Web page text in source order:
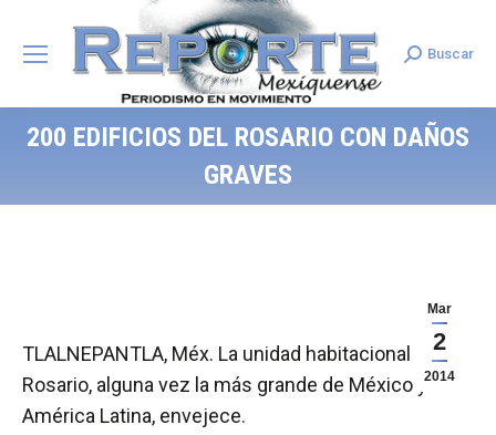
Search:
Buscar
200 EDIFICIOS DEL ROSARIO CON DAÑOS
GRAVES
Mar
2
2014
TLALNEPANTLA, Méx. La unidad habitacional El
Rosario, alguna vez la más grande de México y de
América Latina, envejece.